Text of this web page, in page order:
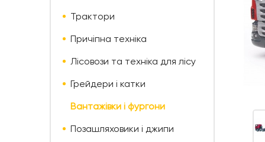
Трактори
Причіпна техніка
Лісовози та техніка для лісу
Грейдери і катки
Вантажівки і фургони
Позашляховики і джипи